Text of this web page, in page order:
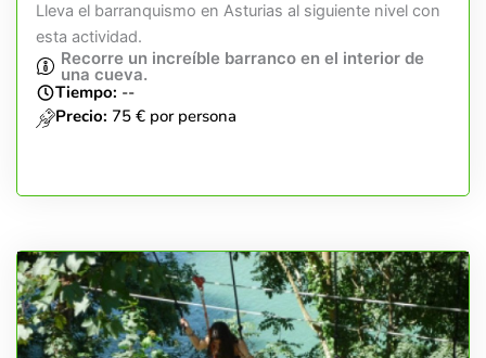
Lleva el barranquismo en Asturias al siguiente nivel con
esta actividad.
Recorre un increíble barranco en el interior de
una cueva.
Tiempo: --
Precio: 75 € por persona